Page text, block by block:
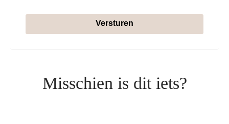
Versturen
Misschien is dit iets?